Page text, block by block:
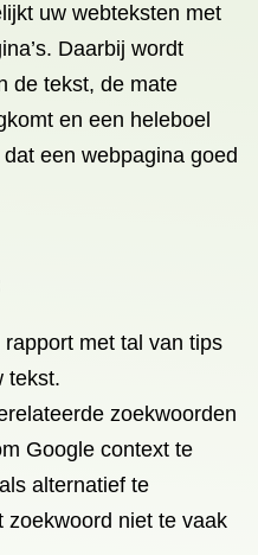
uw webteksten met
Daarbij wordt
de tekst, de mate
en een heleboel
een webpagina goed
rapport met tal van tips
tekst.
zoekwoorden
Google context te
alternatief te
zoekwoord niet te vaak